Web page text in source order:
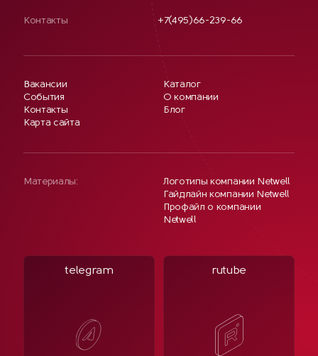
Контакты +7(495)66-239-66
Вакансии
События
Контакты
Карта сайта
Каталог
О компании
Блог
Материалы:
Логотипы компании Netwell
Гайдлайн компании Netwell
Профайл о компании
Netwell
telegram rutube